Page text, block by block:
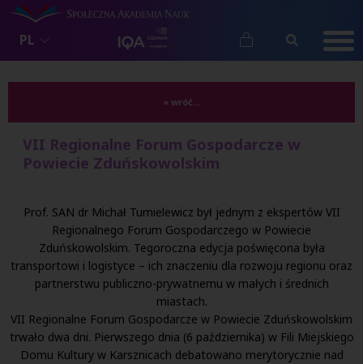
PL
« wróć...
VII Regionalne Forum Gospodarcze w
Powiecie Zduńskowolskim
Prof. SAN dr Michał Tumielewicz był jednym z ekspertów VII
Regionalnego Forum Gospodarczego w Powiecie
Zduńskowolskim. Tegoroczna edycja poświęcona była
transportowi i logistyce – ich znaczeniu dla rozwoju regionu oraz
partnerstwu publiczno-prywatnemu w małych i średnich
miastach.
VII Regionalne Forum Gospodarcze w Powiecie Zduńskowolskim
trwało dwa dni. Pierwszego dnia (6 października) w Fili Miejskiego
Domu Kultury w Karsznicach debatowano merytorycznie nad